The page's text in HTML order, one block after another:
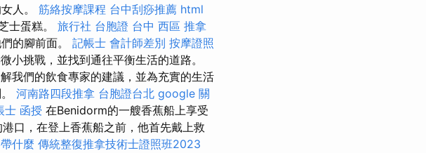
人。 筋絡按摩課程 台中刮痧推薦 html
士蛋糕。 旅行社 台胞證 台中 西區 推拿
的腳前面。 記帳士 會計師差別 按摩證照
小挑戰，並找到通往平衡生活的道路。
我們的飲食專家的建議，並為充實的生活
河南路四段推拿 台胞證台北 google 關
士 函授 在Benidorm的一艘香蕉船上享受
口，在登上香蕉船之前，他首先戴上救
什麼 傳統整復推拿技術士證照班2023